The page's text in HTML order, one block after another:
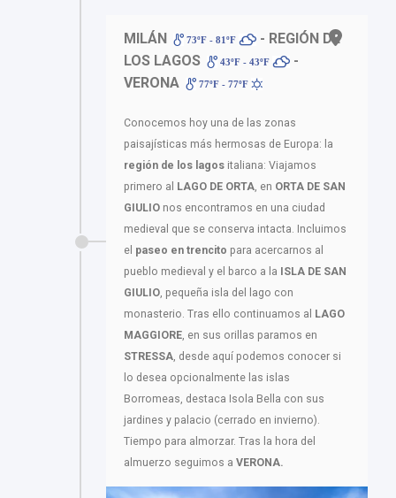
MILÁN 73ºF - 81ºF
- REGIÓN DE
LOS LAGOS
43ºF - 43ºF
-
VERONA
77ºF - 77ºF
Conocemos hoy una de las zonas
paisajísticas más hermosas de Europa: la
región de los lagos italiana: Viajamos
primero al
LAGO DE ORTA, en ORTA DE SAN
GIULIO nos encontramos en una ciudad
medieval que se conserva intacta. Incluimos
el paseo en trencito para acercarnos al
pueblo medieval y el barco a la ISLA DE SAN
GIULIO, pequeña isla del lago con
monasterio. Tras ello continuamos al
LAGO
MAGGIORE, en sus orillas paramos en
STRESSA, desde aquí podemos conocer si
lo desea opcionalmente las islas
Borromeas, destaca Isola Bella con sus
jardines y palacio (cerrado en invierno).
Tiempo para almorzar. Tras la hora del
almuerzo seguimos a VERONA.